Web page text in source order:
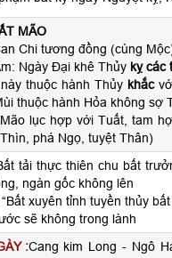
MÃO
Chi tương đồng (cùng
Ngày Đại khê Thủy kỵ các
thuộc hành Thủy khắc
thuộc hành Hỏa không sợ
lục hợp với Tuất, tam
phá Ngọ, tuyệt Thân)
tải thực thiên chu bất
ngàn gốc không lên
xuyên tỉnh tuyền thủy
sẽ không trong lành
:Cang kim Long - Ngô